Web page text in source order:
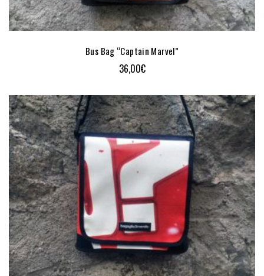
Bus Bag “Captain Marvel”
36,00€